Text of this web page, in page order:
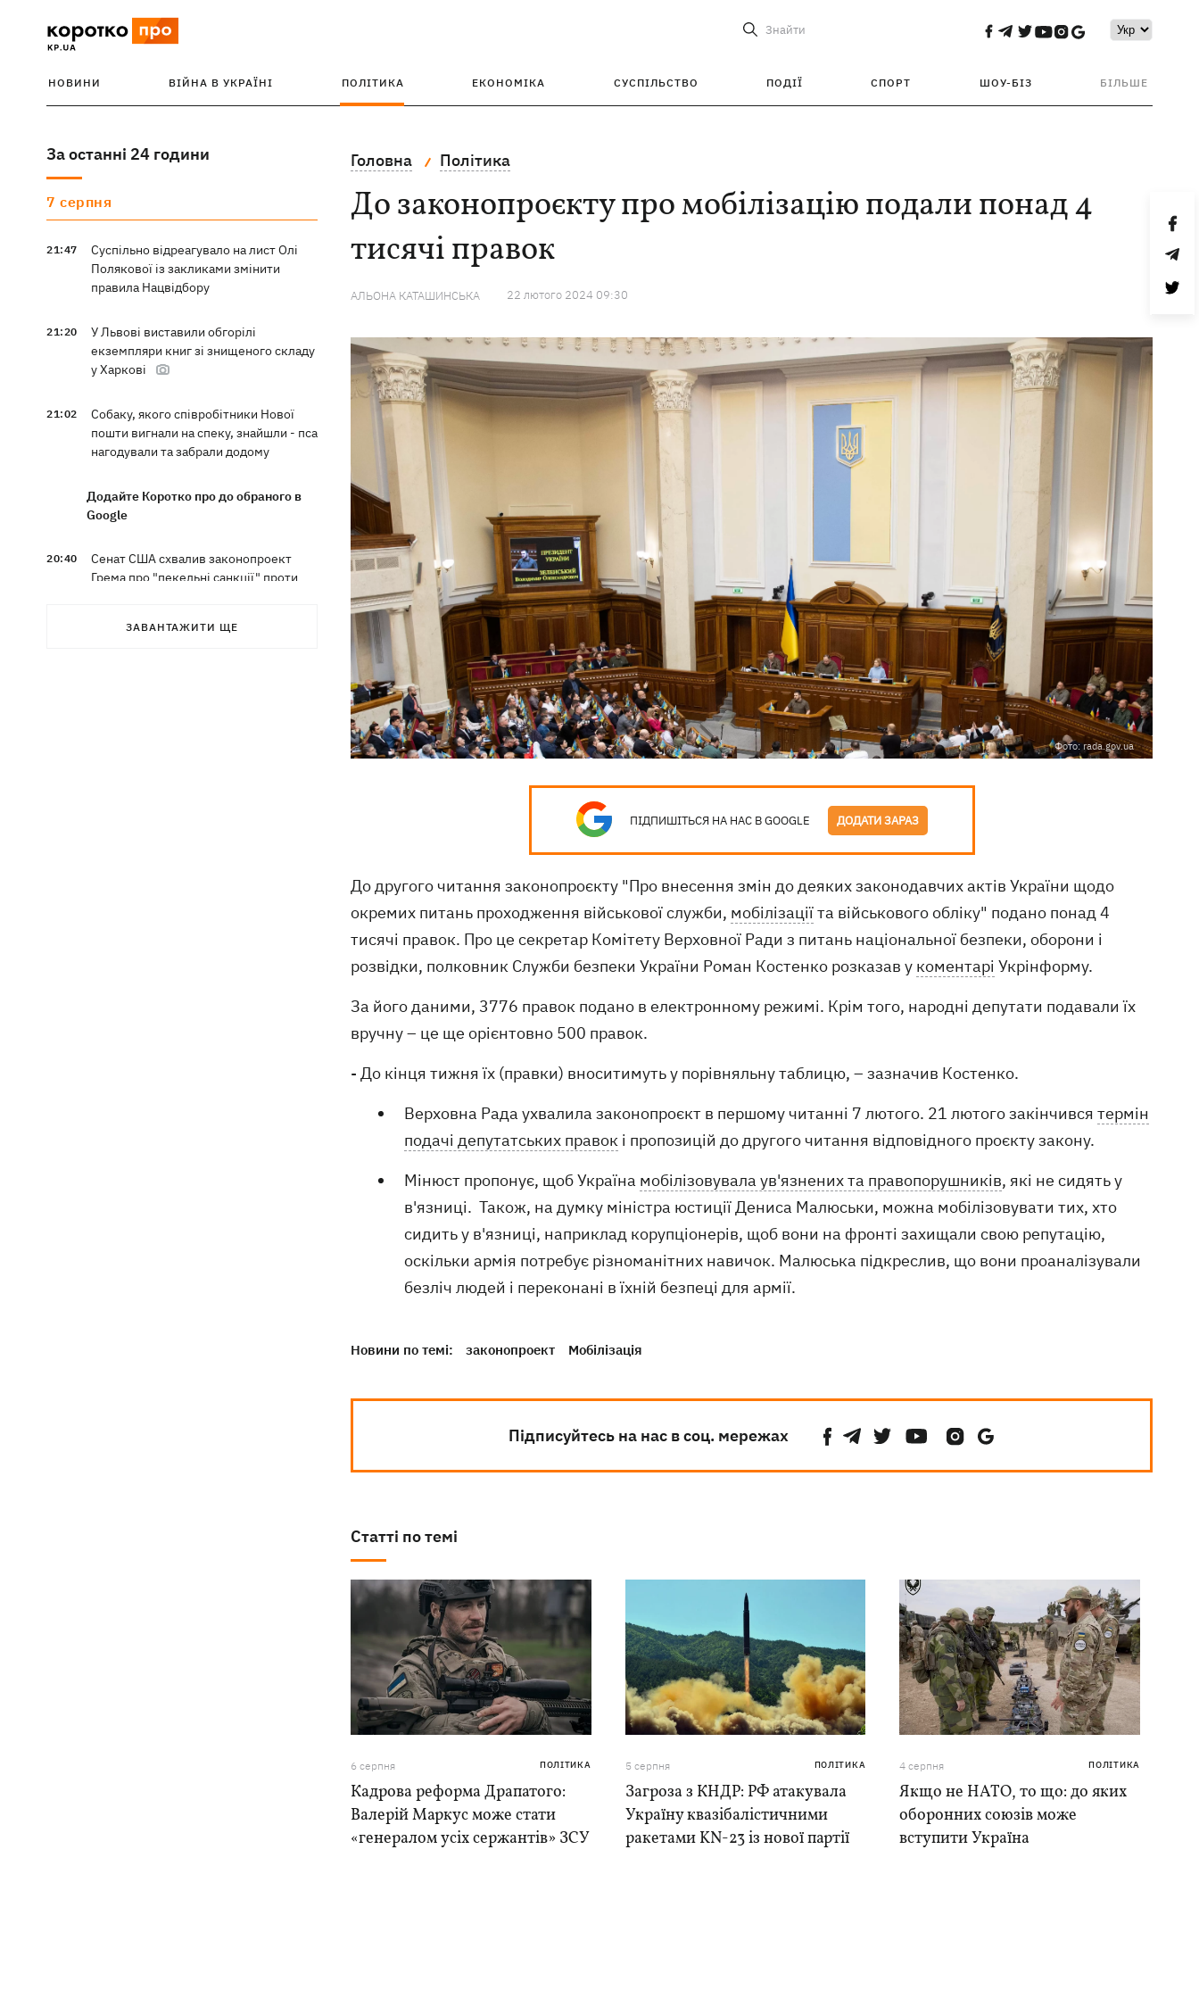
Знайти
НОВИНИ ВІЙНА В УКРАЇНІ ПОЛІТИКА ЕКОНОМІКА СУСПІЛЬСТВО ПОДІЇ СПОРТ ШОУ-БІЗ БІЛЬШЕ
За останні 24 години
7 серпня
21:47
Суспільно відреагувало на лист Олі
Полякової із закликами змінити
правила Нацвідбору
21:20
У Львові виставили обгорілі
екземпляри книг зі знищеного складу
у Харкові
21:02
Собаку, якого співробітники Нової
пошти вигнали на спеку, знайшли - пса
нагодували та забрали додому
Додайте Коротко про до обраного в
Google
20:40
Сенат США схвалив законопроект
Грема про "пекельні санкції" проти
ЗАВАНТАЖИТИ ЩЕ
Головна Політика
До законопроєкту про мобілізацію подали понад 4
тисячі правок
АЛЬОНА КАТАШИНСЬКА 22 лютого 2024 09:30
Фото: rada.gov.ua
ПІДПИШІТЬСЯ НА НАС В GOOGLE ДОДАТИ ЗАРАЗ
До другого читання законопроєкту "Про внесення змін до деяких законодавчих актів України щодо
окремих питань проходження військової служби, мобілізаціїта військового обліку" подано понад 4
тисячі правок. Про це секретар Комітету Верховної Ради з питань національної безпеки, оборони і
розвідки, полковник Служби безпеки України Роман Костенко розказав у коментарі Укрінформу.
За його даними, 3776 правок подано в електронному режимі. Крім того, народні депутати подавали їх
вручну – це ще орієнтовно 500 правок.
- До кінця тижня їх (правки) вноситимуть у порівняльну таблицю, – зазначив Костенко.
Верховна Рада ухвалила законопроєкт в першому читанні 7 лютого. 21 лютого закінчився термін
подачі депутатських правок і пропозицій до другого читання відповідного проєкту закону.
Мінюст пропонує, щоб Україна мобілізовувала ув'язнених та правопорушників, які не сидять у
в'язниці. Також, на думку міністра юстиції Дениса Малюськи, можна мобілізовувати тих, хто
сидить у в'язниці, наприклад корупціонерів, щоб вони на фронті захищали свою репутацію,
оскільки армія потребує різноманітних навичок. Малюська підкреслив, що вони проаналізували
безліч людей і переконані в їхній безпеці для армії.
Новини по темі: законопроект Мобілізація
Підписуйтесь на нас в соц. мережах
Статті по темі
6 серпня ПОЛІТИКА
Кадрова реформа Драпатого:
Валерій Маркус може стати
«генералом усіх сержантів» ЗСУ
5 серпня ПОЛІТИКА
Загроза з КНДР: РФ атакувала
Україну квазібалістичними
ракетами KN-23 із нової партії
4 серпня ПОЛІТИКА
Якщо не НАТО, то що: до яких
оборонних союзів може
вступити Україна